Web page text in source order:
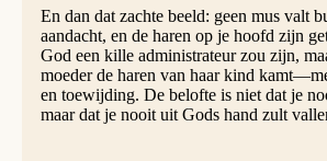
En dan dat zachte beeld: geen mus valt
aandacht, en de haren op je hoofd zijn
God een kille administrateur zou zijn,
moeder de haren van haar kind
en toewijding. De belofte is niet dat je
maar dat je nooit uit Gods hand zult